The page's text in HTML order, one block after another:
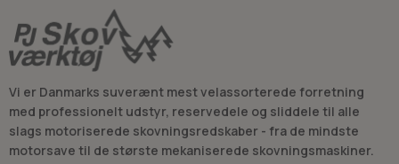
Vi er Danmarks suverænt mest velassorterede forretning
med professionelt udstyr, reservedele og sliddele til alle
slags motoriserede skovningsredskaber - fra de mindste
motorsave til de største mekaniserede skovningsmaskiner.